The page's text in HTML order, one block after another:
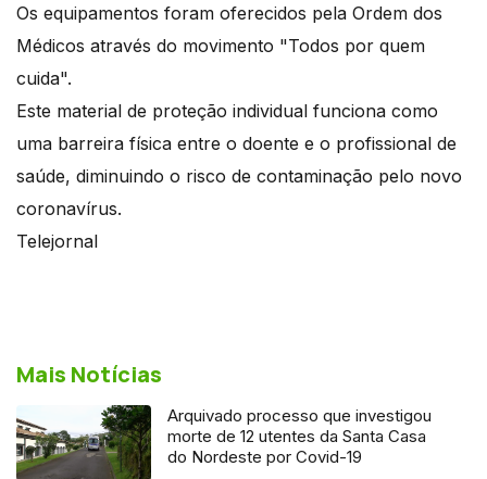
Os equipamentos foram oferecidos pela Ordem dos
Médicos através do movimento "Todos por quem
cuida".
Este material de proteção individual funciona como
uma barreira física entre o doente e o profissional de
saúde, diminuindo o risco de contaminação pelo novo
coronavírus.
Telejornal
Mais Notícias
Arquivado processo que investigou
morte de 12 utentes da Santa Casa
do Nordeste por Covid-19